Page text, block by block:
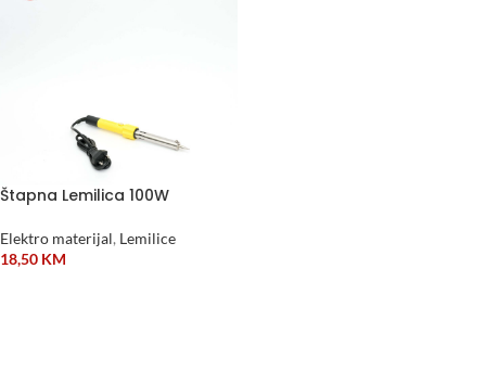
Štapna Lemilica 100W
Elektro materijal, Lemilice
18,50 KM